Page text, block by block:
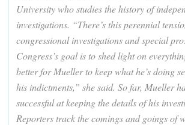
University who studies the history of
investigations. “There’s this perennial
congressional investigations and special
Congress’s goal is to shed light on
better for Mueller to keep what he’s doing
his indictments,” she said. So far, Mueller
successful at keeping the details of his
Reporters track the comings and goings of